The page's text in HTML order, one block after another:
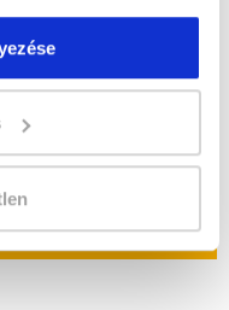
időpontban
Igen